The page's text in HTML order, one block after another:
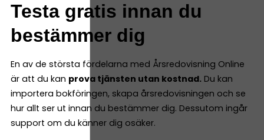
Testa gratis innan du
bestämmer dig
En av de största fördelarna med Årsredovisning Online
är att du kan prova tjänsten utan kostnad. Du kan
importera bokföringen, skapa årsredovisningen och se
hur allt ser ut innan du bestämmer dig. Dessutom ingår
support om du känner dig osäker.